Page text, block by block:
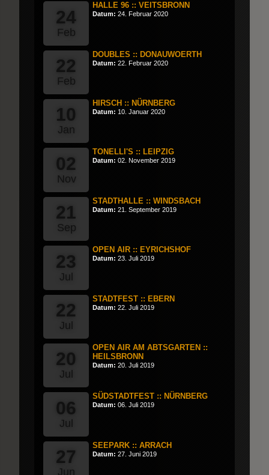
24
Feb
HALLE 96 :: VEITSBRONN
Datum: 24. Februar 2020
22
Feb
DOUBLES :: DONAUWOERTH
Datum: 22. Februar 2020
10
Jan
HIRSCH :: NÜRNBERG
Datum: 10. Januar 2020
02
Nov
TONELLI'S :: LEIPZIG
Datum: 02. November 2019
21
Sep
STADTHALLE :: WINDSBACH
Datum: 21. September 2019
23
Jul
OPEN AIR :: EYRICHSHOF
Datum: 23. Juli 2019
22
Jul
STADTFEST :: EBERN
Datum: 22. Juli 2019
20
Jul
OPEN AIR AM ABTSGARTEN ::
HEILSBRONN
Datum: 20. Juli 2019
06
Jul
SÜDSTADTFEST :: NÜRNBERG
Datum: 06. Juli 2019
27
Jun
SEEPARK :: ARRACH
Datum: 27. Juni 2019